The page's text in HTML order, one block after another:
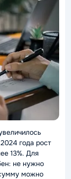
года рост
13%. Для
не нужно
можно